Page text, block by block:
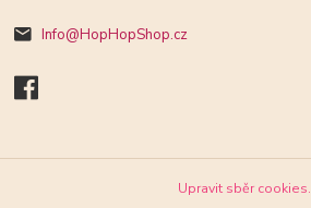
Info@HopHopShop.cz
Upravit sběr cookies.